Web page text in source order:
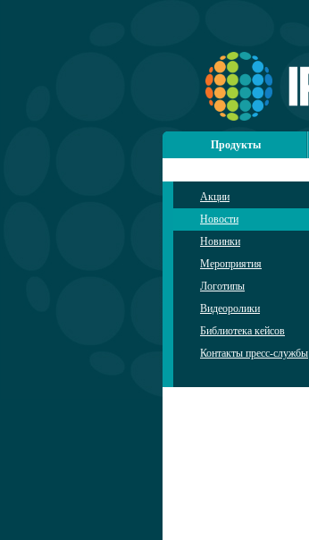
Продукты
Акции
Новости
Новинки
Мероприятия
Логотипы
Видеоролики
Библиотека кейсов
Контакты пресс-службы